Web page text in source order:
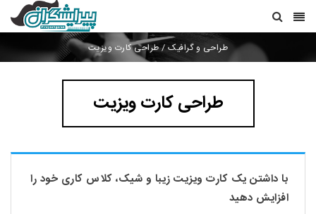
طراحی و گرافیک/طراحی کارت ویزیت
طراحی کارت ویزیت
با داشتن یک کارت ویزیت زیبا و شیک، کلاس کاری خود را
افزایش دهید